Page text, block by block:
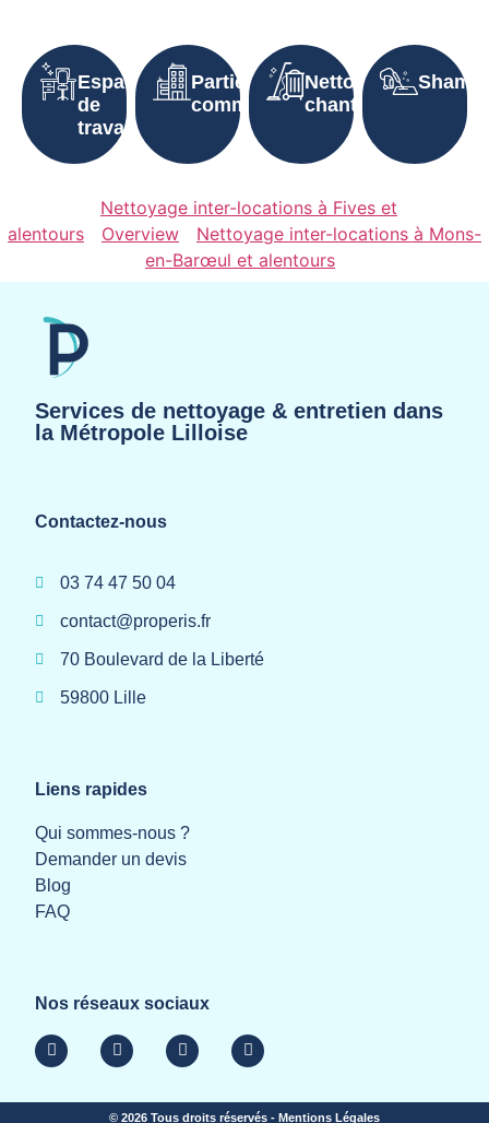
Espaces
de
travail
Parties
communes
Nettoyage
chantier
Nettoyage inter-locations à Fives et
alentours
Overview
Nettoyage inter-locations à Mons-
en-Barœul et alentours
Services de nettoyage & entretien dans
la Métropole Lilloise
Contactez-nous
03 74 47 50 04
contact@properis.fr
70 Boulevard de la Liberté
59800 Lille
Liens rapides
Qui sommes-nous ?
Demander un devis
Blog
FAQ
Nos réseaux sociaux
© 2026 Tous droits réservés - Mentions Légales